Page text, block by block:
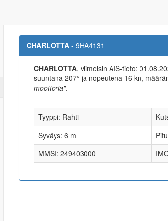
CHARLOTTA - 9HA4131
CHARLOTTA, viimeisin AIS-tieto:
suuntana 207° ja nopeutena 16 kn,
moottoria".
Tyyppi: Rahti
Syväys: 6 m
MMSI: 249403000